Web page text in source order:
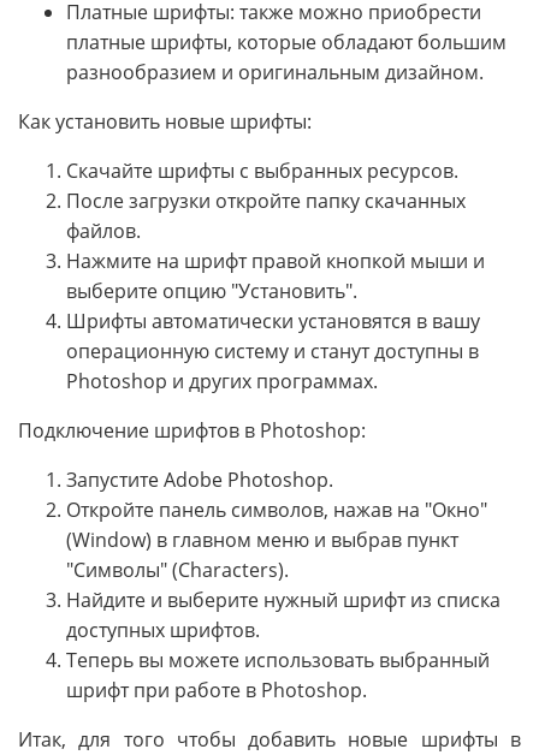
Платные шрифты: также можно приобрести
платные шрифты, которые обладают большим
разнообразием и оригинальным дизайном.
Как установить новые шрифты:
Скачайте шрифты с выбранных ресурсов.
После загрузки откройте папку скачанных
файлов.
Нажмите на шрифт правой кнопкой мыши и
выберите опцию "Установить".
Шрифты автоматически установятся в вашу
операционную систему и станут доступны в
Photoshop и других программах.
Подключение шрифтов в Photoshop:
Запустите Adobe Photoshop.
Откройте панель символов, нажав на "Окно"
(Window) в главном меню и выбрав пункт
"Символы" (Characters).
Найдите и выберите нужный шрифт из списка
доступных шрифтов.
Теперь вы можете использовать выбранный
шрифт при работе в Photoshop.
Итак, для того чтобы добавить новые шрифты в